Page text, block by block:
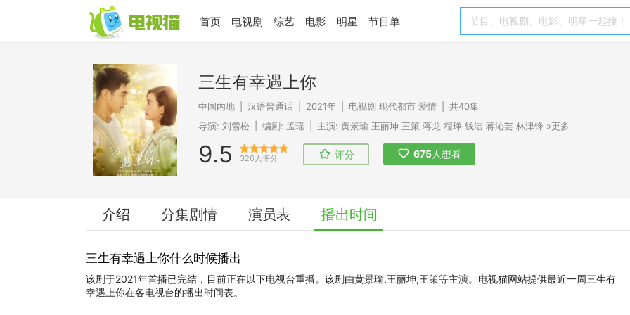
首页 电视剧 综艺 电影 明星 节目单
三生有幸遇上你
中国内地 汉语普通话 2021年 电视剧 现代都市 爱情
共40集
导演: 刘雪松 编剧: 孟瑶 主演: 黄景瑜 王丽坤 王策 蒋龙 程琤 钱洁 蒋沁芸 林津锋 »更多
9.5 326人评分 评分 675人想看
介绍 分集剧情 演员表 播出时间
三生有幸遇上你什么时候播出
该剧于2021年首播已完结，目前正在以下电视台重播。该剧由黄景瑜,王丽坤,王策等主演。电视猫网站提供最近一周三生有
幸遇上你在各电视台的播出时间表。